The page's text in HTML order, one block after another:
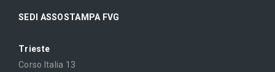
SEDI ASSOSTAMPA FVG
Trieste
Corso Italia 13